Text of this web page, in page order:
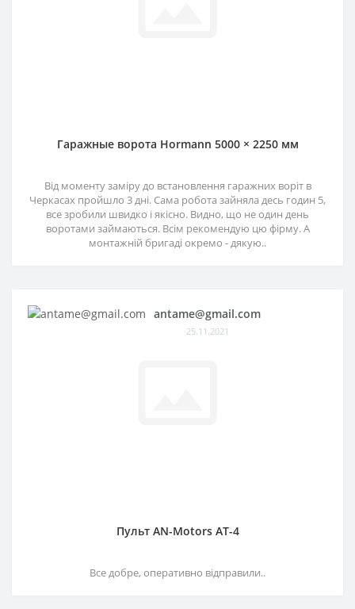
Гаражные ворота Hormann 5000 × 2250 мм
Від моменту заміру до встановлення гаражних воріт в
Черкасах пройшло 3 дні. Сама робота зайняла десь годин 5,
все зробили швидко і якісно. Видно, що не один день
воротами займаються. Всім рекомендую цю фірму. А
монтажній бригаді окремо - дякую..
antame@gmail.com
25.11.2021
Пульт AN-Motors AT-4
Все добре, оперативно відправили..